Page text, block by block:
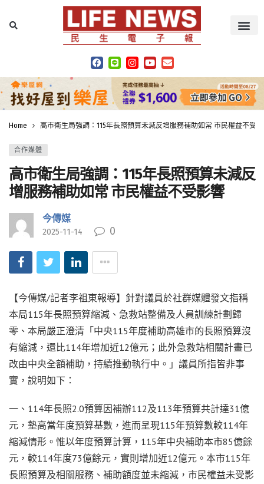
Home 高市衛生局強調：115年長照預算未減反增服務補助如常 市民權益不受
合作媒體
高市衛生局強調：115年長照預算未減反
增服務補助如常 市民權益不受影響
今傳媒
2025-11-14 0
【今傳媒/記者李祖東報導】針對議員於社群媒體發文指稱
本局115年長照預算縮減、急救站整備及人員訓練計劃歸
零、本局嚴正澄清「中央115年度補助高雄市的長照預算沒
有縮減，還比114年增加近12億元；此外急救站相關計畫已
改由中央全額補助，持續推動執行中。」議員所指皆非事
實，說明如下：
一、114年長照2.0預算因補辦112及113年預算共計達31億
元，墊高當年度預算基數，進而呈現115年預算數較114年
縮減情形。惟以年度預算計算，115年中央補助本市85億餘
元，較114年度73億餘元，實則增加近12億元。本市115年
長照預算及相關服務、補助額度並未縮減，市民權益未受影